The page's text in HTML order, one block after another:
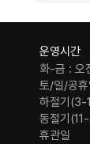
운영시간
화-금 : 오
토/일/공휴
하절기(3-
동절기
휴관일